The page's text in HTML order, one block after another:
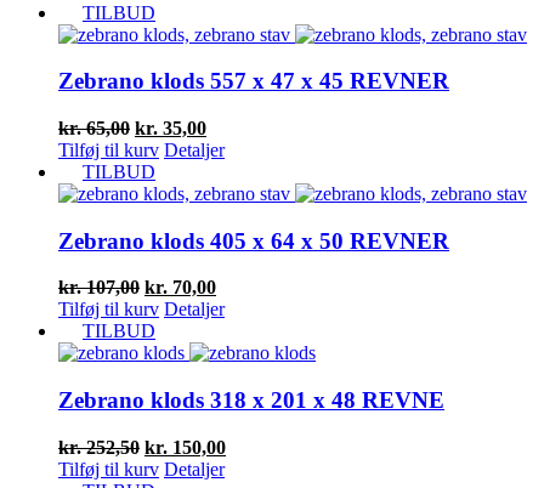
TILBUD
Zebrano klods 557 x 47 x 45 REVNER
kr.65,00 Den
oprindelige
pris
var:
kr. 35,00Den
aktuelle
er:
Tilføj til kurv Detaljer
TILBUD
Zebrano klods 405 x 64 x 50 REVNER
kr.107,00 Den
oprindelige
pris
var:
kr. 70,00Den
aktuelle
er:
Tilføj til kurv Detaljer
TILBUD
Zebrano klods 318 x 201 x 48 REVNE
kr.252,50 Den
oprindelige
kr. 150,00Den
aktuelle
Tilføj til kurv Detaljer